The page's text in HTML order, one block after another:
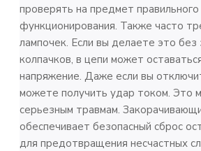
проверять на предмет правильного
функционирования. Также часто
лампочек. Если вы делаете это
колпачков, в цепи может
напряжение. Даже если вы
можете получить удар током. Это
серьезным травмам.
обеспечивает безопасный сброс
для предотвращения несчастных